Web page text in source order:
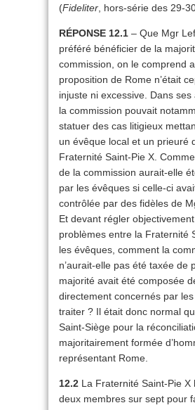
(Fideliter , hors-série des 29-
RÉPONSE 12.1 – Que Mgr
préféré bénéficier de la
commission, on le comprend
proposition de Rome n’était
injuste ni excessive. Dans ses
la commission pouvait
statuer des cas litigieux
un évêque local et un prieuré
Fraternité Saint-Pie X.
de la commission aurait-elle
par les évêques si celle-ci
contrôlée par des fidèles de
Et devant régler
problèmes entre la Fraternité
les évêques, comment la
n’aurait-elle pas été taxée de
majorité avait été composée
directement concernés par
traiter ? Il était donc normal
Saint-Siège pour la
majoritairement formée
représentant Rome.
12.2 La Fraternité Saint-Pie X
deux membres sur sept pour